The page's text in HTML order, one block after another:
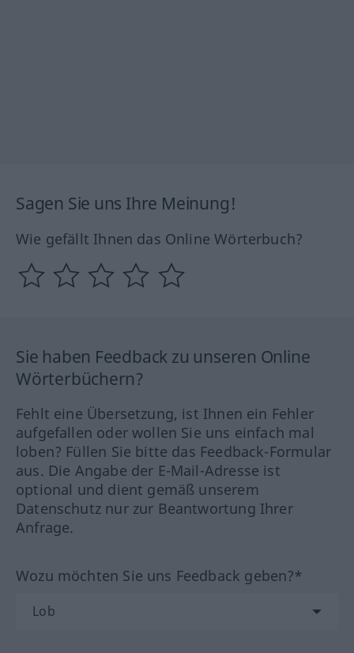
Sagen Sie uns Ihre Meinung!
Wie gefällt Ihnen das Online Wörterbuch?
Sie haben Feedback zu unseren Online
Wörterbüchern?
Fehlt eine Übersetzung, ist Ihnen ein Fehler
aufgefallen oder wollen Sie uns einfach mal
loben? Füllen Sie bitte das Feedback-Formular
aus. Die Angabe der E-Mail-Adresse ist
optional und dient gemäß unserem
Datenschutz nur zur Beantwortung Ihrer
Anfrage.
Wozu möchten Sie uns Feedback geben?*